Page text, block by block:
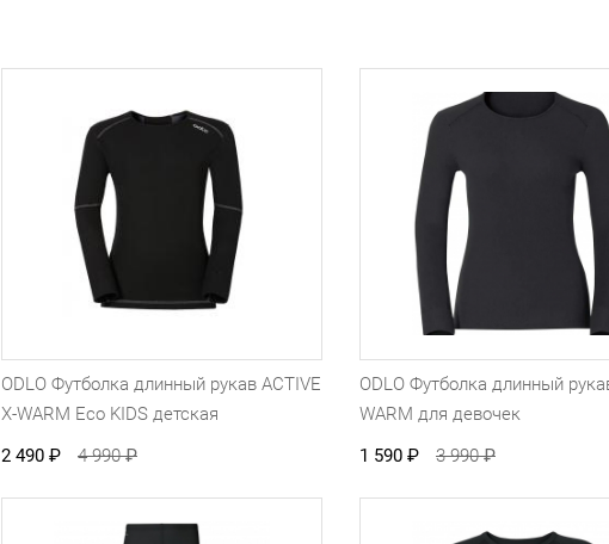
ODLO Футболка длинный рукав ACTIVE
X-WARM Eco KIDS детская
2 490 ₽ 4 990₽
ODLO Футболка длинный
WARM для девочек
1 590 ₽ 3 990₽